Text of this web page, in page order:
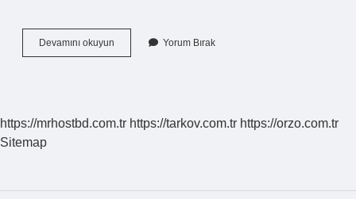
Devamını okuyun Bıngıldağın
Erken
Yorum Bırak
https://mrhostbd.com.tr https://tarkov.com.tr https://orzo.com.tr
Sitemap